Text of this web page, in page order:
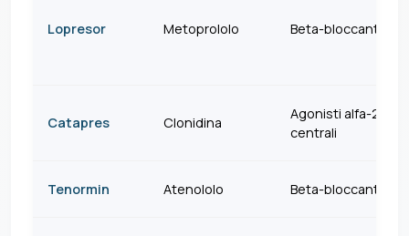
Lopresor Metoprololo Beta-bloccanti
Catapres Clonidina
Agonisti alfa-2
centrali
Tenormin Atenololo Beta-bloccanti